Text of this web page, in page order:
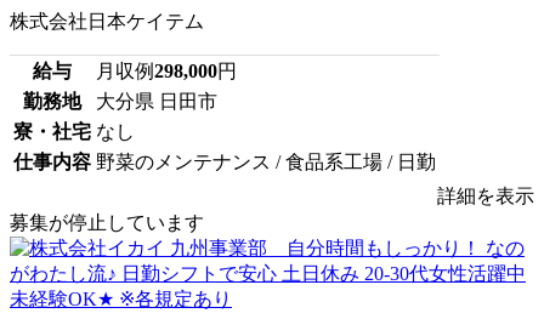
株式会社日本ケイテム
給与 月収例298,000円
勤務地
大分県 日田市
寮・社宅 なし
仕事内容 野菜のメンテナンス / 食品系工場 / 日勤
詳細を表示
募集が停止しています